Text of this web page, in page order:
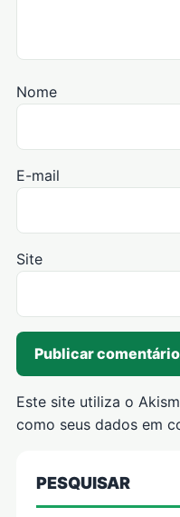
Nome
E-mail
Site
Este site utiliza o
como seus dados em
PESQUISAR